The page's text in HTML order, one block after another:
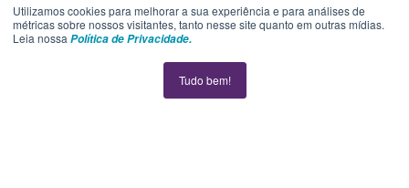
Utilizamos cookies para melhorar a sua experiência e para análises de
métricas sobre nossos visitantes, tanto nesse site quanto em outras mídias.
Leia nossa Política de Privacidade.
Tudo bem!
Rejeitar
Política de cookies Declaração de privacidade